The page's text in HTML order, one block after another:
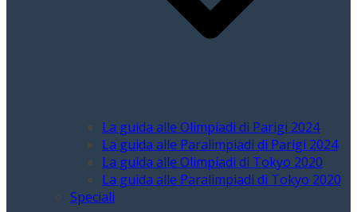
La guida alle Olimpiadi di Parigi 2024
La guida alle Paralimpiadi di Parigi 2024
La guida alle Olimpiadi di Tokyo 2020
La guida alle Paralimpiadi di Tokyo 2020
Speciali